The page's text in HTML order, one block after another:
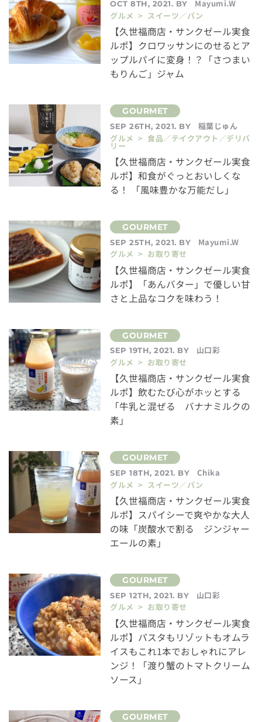
OCT 8TH, 2021. BY
Mayumi.W
グルメ > スイーツ／パン
【久世福商店・サンクゼール実食
ルポ】クロワッサンにのせるとア
ップルパイに変身！？「さつまい
もりんご」ジャム
SEP 26TH, 2021. BY
稲葉じゅん
グルメ > 食品／テイクアウト／デリバ
リー
【久世福商店・サンクゼール実食
ルポ】和食がぐっとおいしくな
る！ 「風味豊かな万能だし」
SEP 25TH, 2021. BY
Mayumi.W
グルメ > お取り寄せ
【久世福商店・サンクゼール実食
ルポ】「あんバター」で優しい甘
さと上品なコクを味わう！
SEP 19TH, 2021. BY
山口彩
グルメ > お取り寄せ
【久世福商店・サンクゼール実食
ルポ】飲むたび心がホッとする
「牛乳と混ぜる バナナミルクの
素」
SEP 18TH, 2021. BY
Chika
グルメ > スイーツ／パン
【久世福商店・サンクゼール実食
ルポ】スパイシーで爽やかな大人
の味「炭酸水で割る ジンジャー
エールの素」
SEP 12TH, 2021. BY
山口彩
グルメ > お取り寄せ
【久世福商店・サンクゼール実食
ルポ】パスタもリゾットもオムラ
イスもこれ1本でおしゃれにアレ
ンジ！「渡り蟹のトマトクリーム
ソース」